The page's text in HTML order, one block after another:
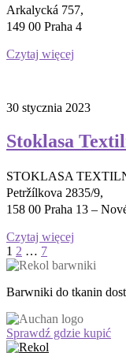
Arkalycká 757,
149 00 Praha 4
Czytaj więcej
30 stycznia 2023
Stoklasa
STOKLASA
Petržílkova 2835/9,
158 00 Praha 13 –
Czytaj więcej
Stronicowanie
wpisów
1 2 … 7
Barwniki do tkanin
Sprawdź gdzie kupić